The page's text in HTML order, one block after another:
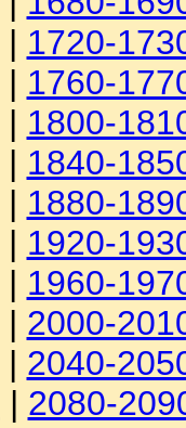
| 1720-
| 1760-
| 1800-
| 1840-
| 1880-
| 1920-
| 1960-
| 2000-
| 2040-
| 2080-